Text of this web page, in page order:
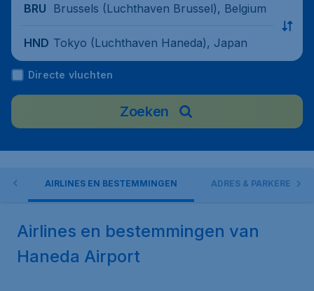
BRU Brussels (Luchthaven Brussel), Belgium
HND Tokyo (Luchthaven Haneda), Japan
Directe vluchten
Zoeken
AIRLINES EN BESTEMMINGEN ADRES & PARKEREN
Airlines en bestemmingen van
Haneda Airport